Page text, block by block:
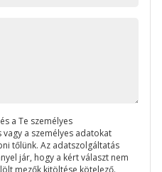
a Te személyes
a személyes adatokat
tőlünk. Az adatszolgáltatás
jár, hogy a kért választ nem
mezők kitöltése kötelező.